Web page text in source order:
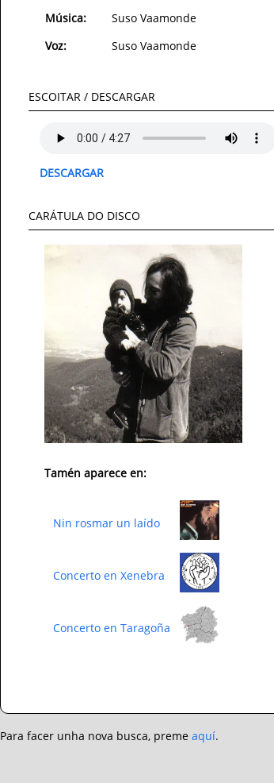
Música:
Suso Vaamonde
Voz:
Suso Vaamonde
ESCOITAR / DESCARGAR
DESCARGAR
CARÁTULA DO DISCO
Tamén aparece en:
Nin rosmar un laído
Concerto en Xenebra
Concerto en Taragoña
Para facer unha nova busca, preme aquí.